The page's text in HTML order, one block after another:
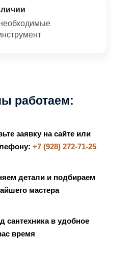
работаем:
заявку на сайте или
+7 (928) 272-71-25
детали и подбираем
мастера
сантехника в удобное
время